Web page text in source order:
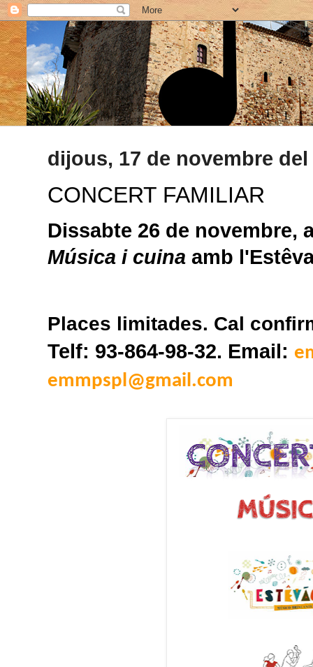
dijous, 17 de novembre del
CONCERT FAMILIAR
Dissabte 26 de novembre,
Música i cuina amb l'
Places limitades. Cal
Telf: 93-864-98-32. Email:
emmpspl@gmail.com